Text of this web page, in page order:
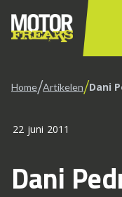
Home/Artikelen/Dani
22 juni 2011
Dani